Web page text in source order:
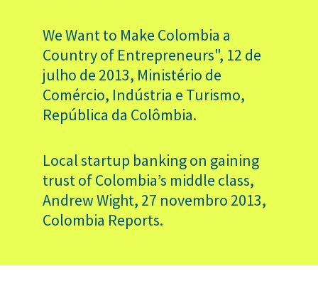
We Want to Make Colombia a
Country of Entrepreneurs", 12 de
julho de 2013, Ministério de
Comércio, Indústria e Turismo,
República da Colômbia.
Local startup banking on gaining
trust of Colombia’s middle class,
Andrew Wight, 27 novembro 2013,
Colombia Reports.